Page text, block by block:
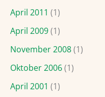
April 2011 (1)
April 2009(1)
November 2008(1)
Oktober 2006(1)
April 2001 (1)